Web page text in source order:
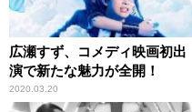
広瀬すず、コメディ映画初出
演で新たな魅力が全開！
2020.03.20